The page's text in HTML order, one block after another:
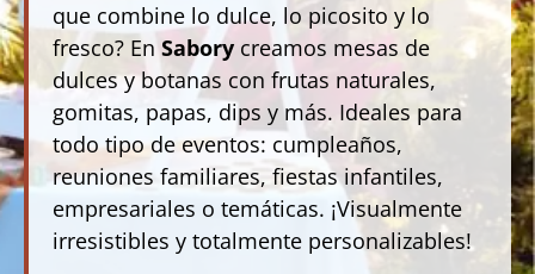
que combine lo dulce, lo picosito y lo
fresco? En Saborycreamos mesas de
dulces y botanas con frutas naturales,
gomitas, papas, dips y más. Ideales para
todo tipo de eventos: cumpleaños,
reuniones familiares, fiestas infantiles,
empresariales o temáticas. ¡Visualmente
irresistibles y totalmente personalizables!